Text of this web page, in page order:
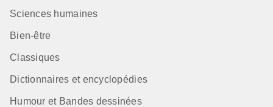
Sciences humaines
Bien-être
Classiques
Dictionnaires et encyclopédies
Humour et Bandes dessinées